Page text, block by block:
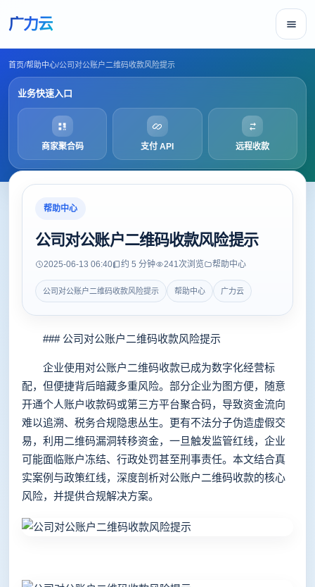
广力云
首页/帮助中心/公司对公账户二维码收款风险提示
业务快速入口
商家聚合码 支付 API 远程收款
帮助中心
公司对公账户二维码收款风险提示
2025-06-13 06:40 约 5 分钟 241次浏览 帮助中心
公司对公账户二维码收款风险提示 帮助中心 广力云
### 公司对公账户二维码收款风险提示
企业使用对公账户二维码收款已成为数字化经营标
配，但便捷背后暗藏多重风险。部分企业为图方便，随意
开通个人账户收款码或第三方平台聚合码，导致资金流向
难以追溯、税务合规隐患丛生。更有不法分子伪造虚假交
易，利用二维码漏洞转移资金，一旦触发监管红线，企业
可能面临账户冻结、行政处罚甚至刑事责任。本文结合真
实案例与政策红线，深度剖析对公账户二维码收款的核心
风险，并提供合规解决方案。